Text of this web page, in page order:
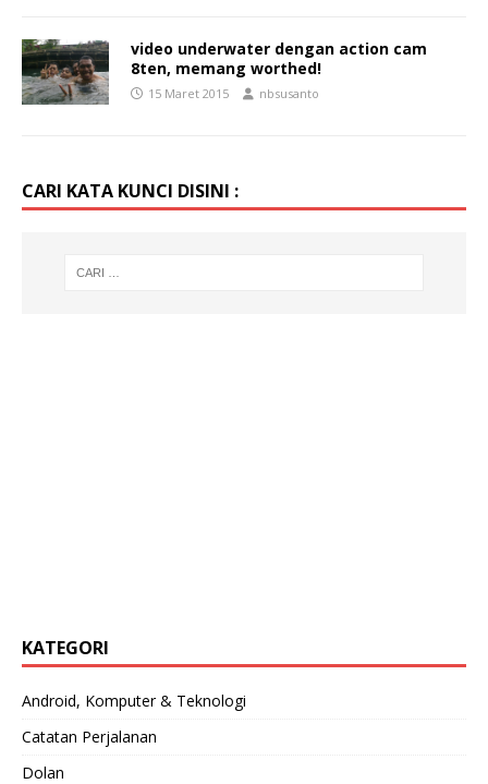
video underwater dengan action cam
8ten, memang worthed!
15 Maret 2015 nbsusanto
CARI KATA KUNCI DISINI :
KATEGORI
Android, Komputer & Teknologi
Catatan Perjalanan
Dolan